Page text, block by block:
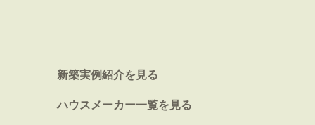
新築実例紹介を見る
ハウスメーカー一覧を見る